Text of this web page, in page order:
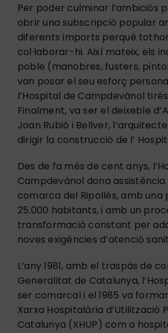
Per poder culminar l’ambiciós
obrir una subscripció popular
diferents imports perquè
col·laborar-hi. Així mateix, els
poble (manobres, fusters,
van posar el seu esforç
l’Hospital de Campdevànol
Finalment, va ser el deixeble
Joan Rubió i Bellver,
dirigir la construcció de l’
Des de fa més de cent anys,
Campdevànol dona
comarca del Ripollès, amb una
25.000 habitants, i amb un
transformació constant per
noves exigències d’atenció
L’any 1981, amb el traspàs de
Generalitat de Catalunya,
ser comarcal i el 1985 va
Xarxa Hospitalària d’Utilització
Catalunya (XHUP) com a